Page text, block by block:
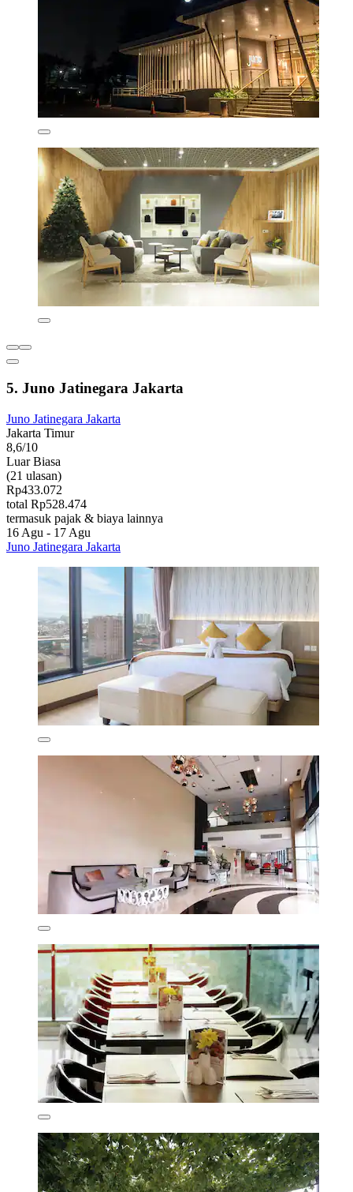
5. Juno Jatinegara Jakarta
Juno Jatinegara Jakarta
Jakarta Timur
8,6/10
Luar Biasa
(21 ulasan)
Rp433.072
total Rp528.474
termasuk pajak & biaya lainnya
16 Agu - 17 Agu
Juno Jatinegara Jakarta